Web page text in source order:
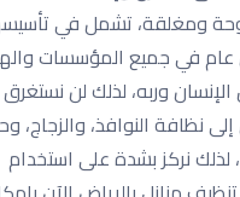
ومغلقة، تشمل في
عام في جميع المؤسسات
وربه، لذلك لن نستغرق
نظافة النوافذ، والزجاج،
لذلك نركز بشدة على استخدام